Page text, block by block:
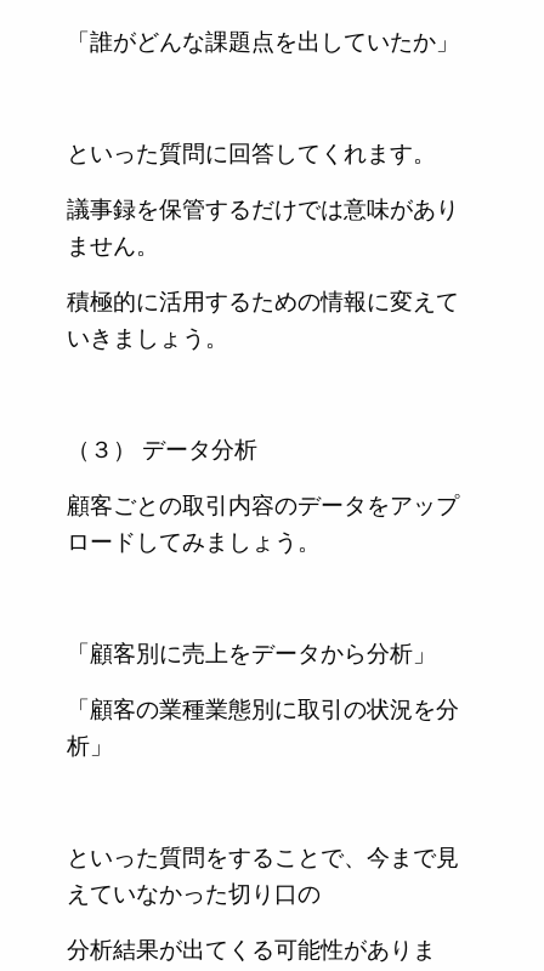
「誰がどんな課題点を出していたか」
といった質問に回答してくれます。
議事録を保管するだけでは意味があり
ません。
積極的に活用するための情報に変えて
いきましょう。
（３） データ分析
顧客ごとの取引内容のデータをアップ
ロードしてみましょう。
「顧客別に売上をデータから分析」
「顧客の業種業態別に取引の状況を分
析」
といった質問をすることで、今まで見
えていなかった切り口の
分析結果が出てくる可能性がありま